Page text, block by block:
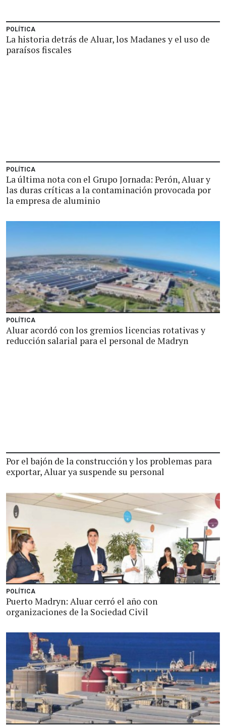
POLÍTICA
La historia detrás de Aluar, los Madanes y el uso de
paraísos fiscales
POLÍTICA
La última nota con el Grupo Jornada: Perón, Aluar y
las duras críticas a la contaminación provocada por
la empresa de aluminio
POLÍTICA
Aluar acordó con los gremios licencias rotativas y
reducción salarial para el personal de Madryn
Por el bajón de la construcción y los problemas para
exportar, Aluar ya suspende su personal
POLÍTICA
Puerto Madryn: Aluar cerró el año con
organizaciones de la Sociedad Civil